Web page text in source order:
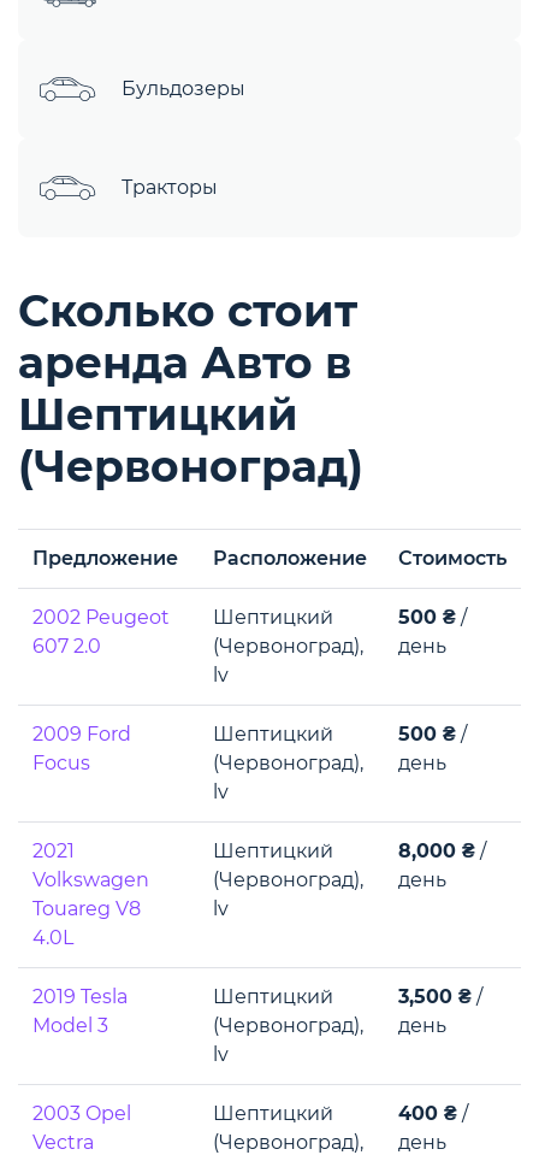
Бульдозеры
Тракторы
Сколько стоит
аренда Авто в
Шептицкий
(Червоноград)
Предложение Расположение Стоимость
2002 Peugeot
607 2.0
Шептицкий
(Червоноград),
lv
500 ₴ /
день
2009 Ford
Focus
Шептицкий
(Червоноград),
lv
500 ₴ /
день
2021
Volkswagen
Touareg V8
4.0L
Шептицкий
(Червоноград),
lv
8,000 ₴ /
день
2019 Tesla
Model 3
Шептицкий
(Червоноград),
lv
3,500 ₴ /
день
2003 Opel
Vectra
Шептицкий
(Червоноград),
400 ₴ /
день